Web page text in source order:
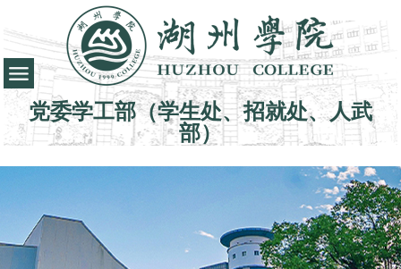
党委学工部（学生处、招就处、人武
部）